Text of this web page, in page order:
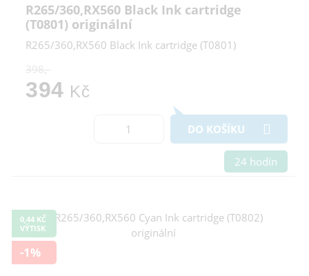
R265/360,RX560 Black Ink cartridge
(T0801) originální
R265/360,RX560 Black Ink cartridge (T0801)
398,-
394 Kč
DO KOŠÍKU
24 hodin
0,44 KČ
VÝTISK
-1%